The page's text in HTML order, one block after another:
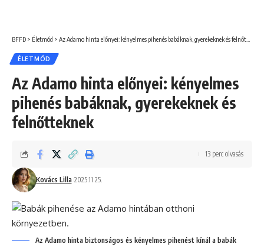
BFFD > Életmód > Az Adamo hinta előnyei: kényelmes pihenés babáknak, gyerekeknek és felnőtteknek
ÉLETMÓD
Az Adamo hinta előnyei: kényelmes
pihenés babáknak, gyerekeknek és
felnőtteknek
Kovács Lilla 2025.11.25.
13 perc olvasás
Az Adamo hinta biztonságos és kényelmes pihenést kínál a babák